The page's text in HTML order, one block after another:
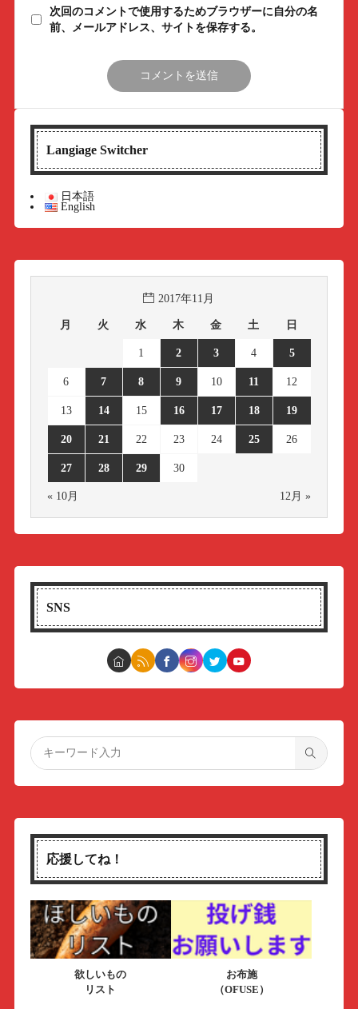
次回のコメントで使用するためブラウザーに自分の名
前、メールアドレス、サイトを保存する。
Langiage Switcher
日本語
English
2017年11月
月 火 水 木 金 土 日
1 2 3 4 5
6 7 8 9 10 11 12
13 14 15 16 17 18 19
20 21 22 23 24 25 26
27 28 29 30
« 10月 12月 »
SNS
応援してね！
欲しいもの
リスト
お布施
（OFUSE）